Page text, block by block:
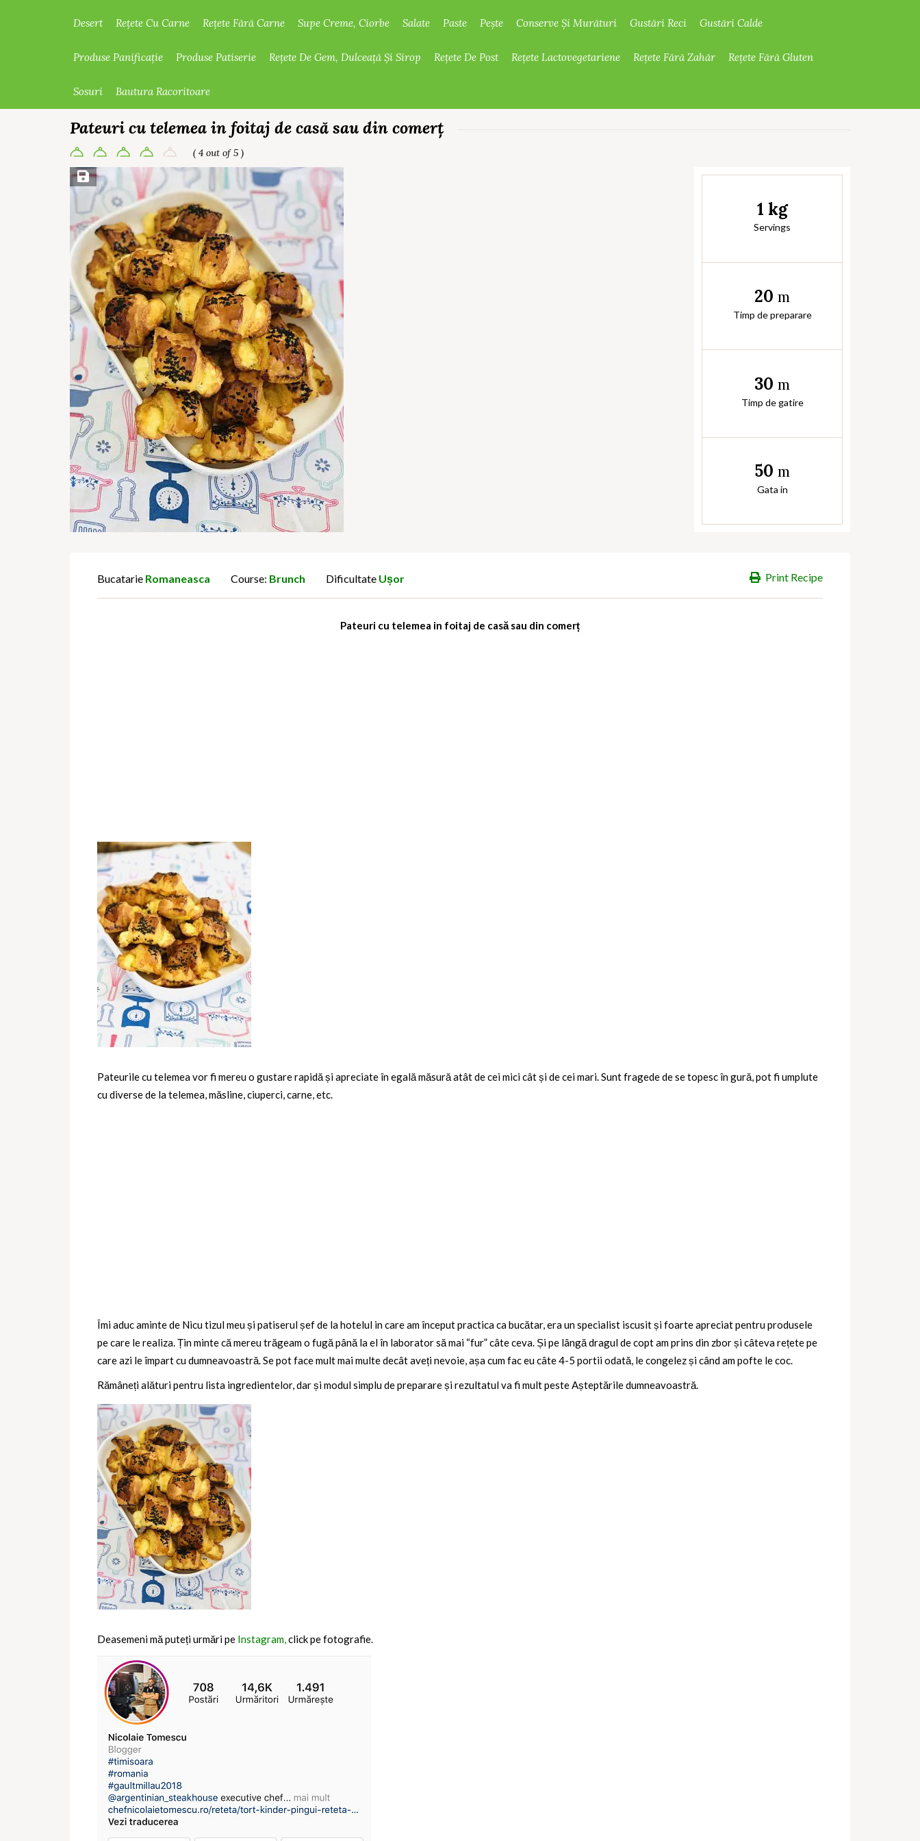
Desert Rețete Cu Carne Rețete Fără Carne Supe Creme, Ciorbe Salate Paste Pește Conserve Și Murături Gustări Reci Gustări Calde
Produse Panificație Produse Patiserie Rețete De Gem, Dulceață Și Sirop Rețete De Post Rețete Lactovegetariene Rețete Fără Zahăr Rețete Fără Gluten
Sosuri Bautura Racoritoare
Pateuri cu telemea in foitaj de casă sau din comerț
( 4 out of 5 )
Save Recipe
1 kg
Servings
20 m
Timp de preparare
30 m
Timp de gatire
50 m
Gata in
Print Recipe
Bucatarie Romaneasca Course: Brunch Dificultate Ușor
Pateuri cu telemea in foitaj de casă sau din comerț
Pateurile cu telemea vor fi mereu o gustare rapidă și apreciate în egală măsură atât de cei mici cât și de cei mari. Sunt fragede de se topesc în gură, pot fi umplute
cu diverse de la telemea, măsline, ciuperci, carne, etc.
Îmi aduc aminte de Nicu tizul meu și patiserul șef de la hotelul in care am început practica ca bucătar, era un specialist iscusit și foarte apreciat pentru produsele
pe care le realiza. Țin minte că mereu trăgeam o fugă până la el în laborator să mai “fur” câte ceva. Și pe lângă dragul de copt am prins din zbor și câteva rețete pe
care azi le împart cu dumneavoastră. Se pot face mult mai multe decât aveți nevoie, așa cum fac eu câte 4-5 portii odată, le congelez și când am pofte le coc.
Rămâneți alături pentru lista ingredientelor, dar și modul simplu de preparare și rezultatul va fi mult peste Așteptările dumneavoastră.
Deasemeni mă puteți urmări pe Instagram,click pe fotografie.